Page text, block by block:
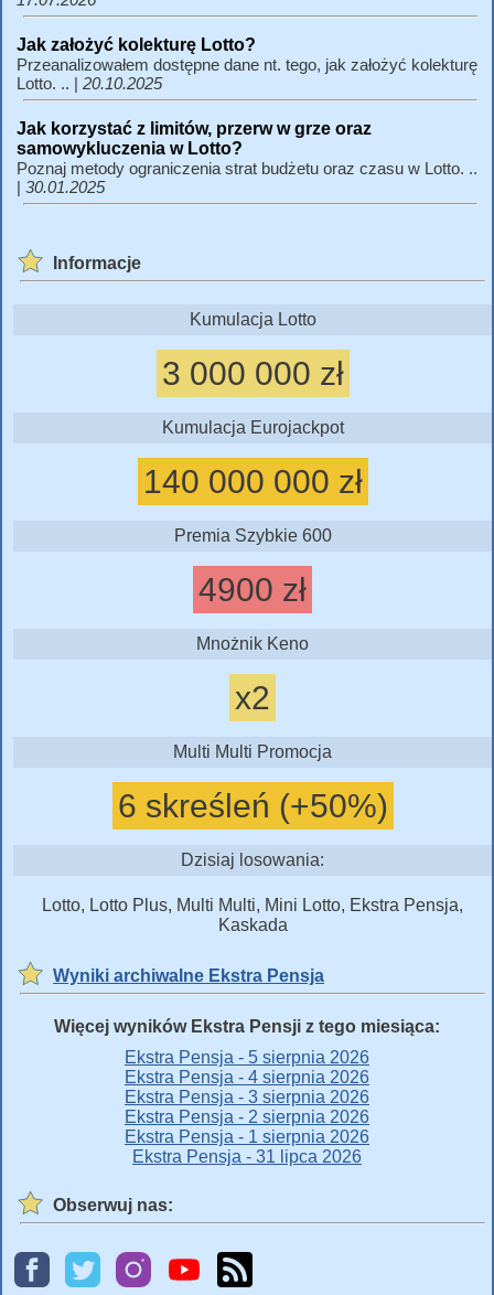
Jak założyć kolekturę Lotto?
Przeanalizowałem dostępne dane nt. tego, jak założyć kolekturę
Lotto. .. | 20.10.2025
Jak korzystać z limitów, przerw w grze oraz
samowykluczenia w Lotto?
Poznaj metody ograniczenia strat budżetu oraz czasu w Lotto. ..
| 30.01.2025
Informacje
Kumulacja Lotto
3 000 000 zł
Kumulacja Eurojackpot
140 000 000 zł
Premia Szybkie 600
4900 zł
Mnożnik Keno
x2
Multi Multi Promocja
6 skreśleń (+50%)
Dzisiaj losowania:
Lotto, Lotto Plus, Multi Multi, Mini Lotto, Ekstra Pensja,
Kaskada
Wyniki archiwalne Ekstra Pensja
Więcej wyników Ekstra Pensji z tego miesiąca:
Ekstra Pensja - 5 sierpnia 2026
Ekstra Pensja - 4 sierpnia 2026
Ekstra Pensja - 3 sierpnia 2026
Ekstra Pensja - 2 sierpnia 2026
Ekstra Pensja - 1 sierpnia 2026
Ekstra Pensja - 31 lipca 2026
Obserwuj nas: